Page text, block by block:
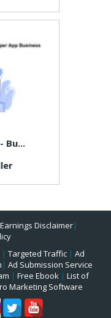
Bu...
Earnings Disclaimer|
| Targeted Traffic | Ad
| Ad Submission Service
| Free Ebook| List of
Marketing Software